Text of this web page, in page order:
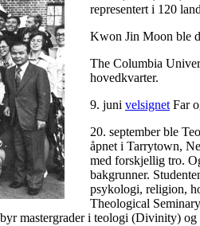
representert i 120
Kwon Jin Moon ble
The Columbia
hovedkvarter.
9. juni velsignet Far
20. september ble
åpnet i Tarrytown,
med forskjellig tro.
bakgrunner.
psykologi, religion,
Theological
mastergrader i teologi (Divinity)